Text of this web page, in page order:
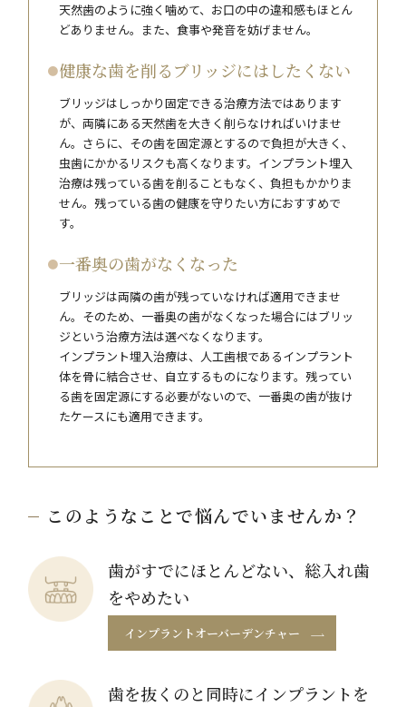
天然歯のように強く噛めて、お口の中の違和感もほとん
どありません。また、食事や発音を妨げません。
健康な歯を削るブリッジにはしたくない
ブリッジはしっかり固定できる治療方法ではあります
が、両隣にある天然歯を大きく削らなければいけませ
ん。さらに、その歯を固定源とするので負担が大きく、
虫歯にかかるリスクも高くなります。インプラント埋入
治療は残っている歯を削ることもなく、負担もかかりま
せん。残っている歯の健康を守りたい方におすすめで
す。
一番奥の歯がなくなった
ブリッジは両隣の歯が残っていなければ適用できませ
ん。そのため、一番奥の歯がなくなった場合にはブリッ
ジという治療方法は選べなくなります。
インプラント埋入治療は、人工歯根であるインプラント
体を骨に結合させ、自立するものになります。残ってい
る歯を固定源にする必要がないので、一番奥の歯が抜け
たケースにも適用できます。
このようなことで悩んでいませんか？
歯がすでにほとんどない、総入れ歯
をやめたい
インプラントオーバーデンチャー
歯を抜くのと同時にインプラントを